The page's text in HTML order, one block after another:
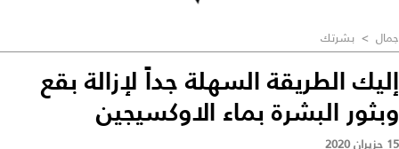
جمال > بشرتك
إليك الطريقة السهلة جداً لإزالة بقع
وبثور البشرة بماء الاوكسيجين
15 حزيران 2020